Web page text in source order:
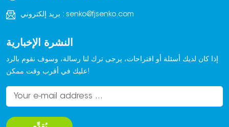
بريد إلكتروني : senko@fjsenko.com
النشرة الإخبارية
إذا كان لديك أسئلة أو اقتراحات، يرجى ترك لنا رسالة، وسوف نقوم بالرد
عليك في أقرب وقت ممكن!